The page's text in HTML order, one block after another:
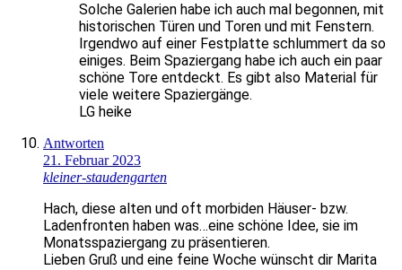
Solche Galerien habe ich auch mal begonnen, mit
historischen Türen und Toren und mit Fenstern.
Irgendwo auf einer Festplatte schlummert da so
einiges. Beim Spaziergang habe ich auch ein paar
schöne Tore entdeckt. Es gibt also Material für
viele weitere Spaziergänge.
LG heike
Antworten
21. Februar 2023
kleiner-staudengarten
Hach, diese alten und oft morbiden Häuser- bzw.
Ladenfronten haben was…eine schöne Idee, sie im
Monatsspaziergang zu präsentieren.
Lieben Gruß und eine feine Woche wünscht dir Marita